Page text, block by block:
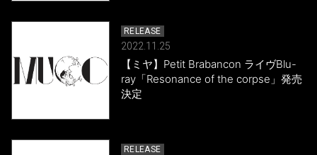
RELEASE
2022.11.25
【ミヤ】Petit Brabancon ライヴBlu-
ray「Resonance of the corpse」発売
決定
RELEASE